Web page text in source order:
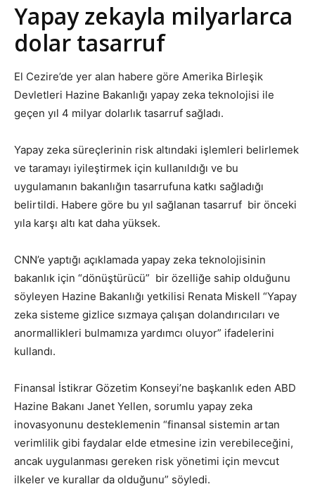
Yapay zekayla milyarlarca
dolar tasarruf
El Cezire’de yer alan habere göre Amerika Birleşik
Devletleri Hazine Bakanlığı yapay zeka teknolojisi ile
geçen yıl 4 milyar dolarlık tasarruf sağladı.
Yapay zeka süreçlerinin risk altındaki işlemleri belirlemek
ve taramayı iyileştirmek için kullanıldığı ve bu
uygulamanın bakanlığın tasarrufuna katkı sağladığı
belirtildi. Habere göre bu yıl sağlanan tasarruf bir önceki
yıla karşı altı kat daha yüksek.
CNN’e yaptığı açıklamada yapay zeka teknolojisinin
bakanlık için “dönüştürücü” bir özelliğe sahip olduğunu
söyleyen Hazine Bakanlığı yetkilisi Renata Miskell “Yapay
zeka sisteme gizlice sızmaya çalışan dolandırıcıları ve
anormallikleri bulmamıza yardımcı oluyor” ifadelerini
kullandı.
Finansal İstikrar Gözetim Konseyi’ne başkanlık eden ABD
Hazine Bakanı Janet Yellen, sorumlu yapay zeka
inovasyonunu desteklemenin “finansal sistemin artan
verimlilik gibi faydalar elde etmesine izin verebileceğini,
ancak uygulanması gereken risk yönetimi için mevcut
ilkeler ve kurallar da olduğunu” söyledi.